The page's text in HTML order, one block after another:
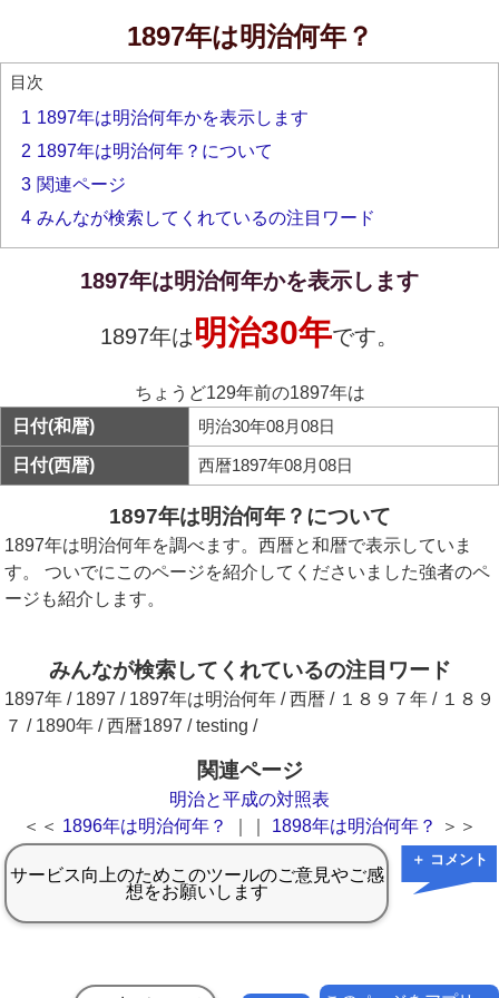
1897年は明治何年？
目次
1 1897年は明治何年かを表示します
2 1897年は明治何年？について
3 関連ページ
4 みんなが検索してくれているの注目ワード
1897年は明治何年かを表示します
1897年は明治30年です。
ちょうど129年前の1897年は
日付(和暦)
明治30年08月08日
日付(西暦) 西暦1897年08月08日
1897年は明治何年？について
1897年は明治何年を調べます。西暦と和暦で表示していま
す。 ついでにこのページを紹介してくださいました強者のペ
ージも紹介します。
みんなが検索してくれているの注目ワード
1897年 / 1897 / 1897年は明治何年 / 西暦 / １８９７年 / １８９
７ / 1890年 / 西暦1897 / testing /
関連ページ
明治と平成の対照表
＜＜ 1896年は明治何年？ 1898年は明治何年？ ＞＞
＋ コメント